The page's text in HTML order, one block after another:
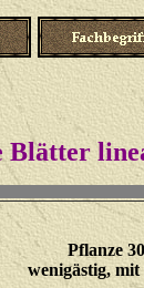
Blätter
Pflanze
wenigästig,